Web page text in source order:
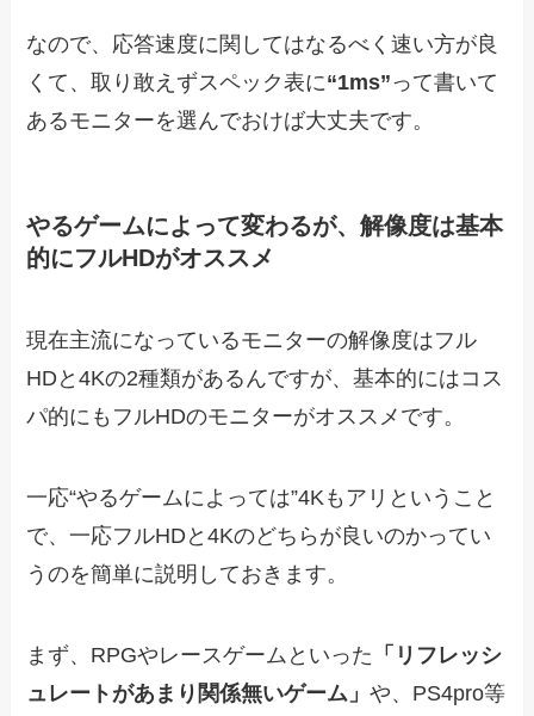
なので、応答速度に関してはなるべく速い方が良
くて、取り敢えずスペック表に“1ms”って書いて
あるモニターを選んでおけば大丈夫です。
やるゲームによって変わるが、解像度は基本
的にフルHDがオススメ
現在主流になっているモニターの解像度はフル
HDと4Kの2種類があるんですが、基本的にはコス
パ的にもフルHDのモニターがオススメです。
一応“やるゲームによっては”4Kもアリということ
で、一応フルHDと4Kのどちらが良いのかってい
うのを簡単に説明しておきます。
まず、RPGやレースゲームといった 「リフレッシ
ュレートがあまり関係無いゲーム」や、PS4pro等